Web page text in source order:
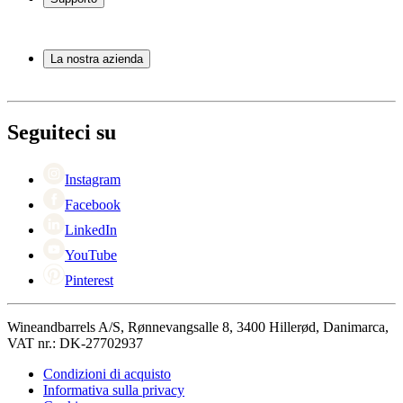
Mobili per vino
Servizio
Pagamento
Ritorno
La nostra azienda
Black Friday
Singles Day
Seguiteci su
Instagram
Facebook
LinkedIn
YouTube
Pinterest
Wineandbarrels A/S, Rønnevangsalle 8, 3400 Hillerød, Danimarca,
VAT nr.: DK-27702937
Condizioni di acquisto
Informativa sulla privacy